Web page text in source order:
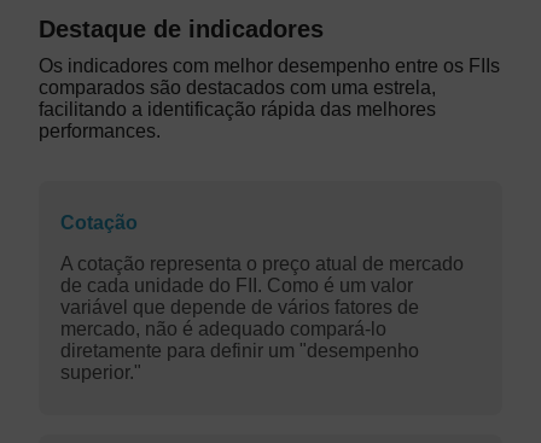
Destaque de indicadores
Os indicadores com melhor desempenho entre os FIIs
comparados são destacados com uma estrela,
facilitando a identificação rápida das melhores
performances.
Cotação
A cotação representa o preço atual de mercado
de cada unidade do FII. Como é um valor
variável que depende de vários fatores de
mercado, não é adequado compará-lo
diretamente para definir um "desempenho
superior."